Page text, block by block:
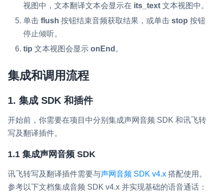
视图中，文本翻译文本会显示在 its_text 文本视图中。
单击 flush 按钮结束音频获取结果，或单击 stop 按钮
停止倾听。
tip 文本视图会显示 onEnd 。
集成和调用流程
1. 集成 SDK 和插件
开始前，你需要在项目中分别集成声网音频 SDK 和讯飞转
写及翻译插件。
1.1 集成声网音频 SDK
讯飞转写及翻译插件需要与声网音频 SDK v4.x 搭配使用。
参考以下文档集成音频 SDK v4.x 并实现基础的语音通话：